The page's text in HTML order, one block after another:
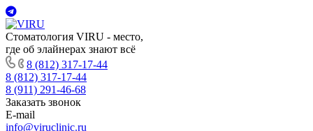
Стоматология VIRU - место,
где об элайнерах знают всё
8 (812) 317-17-44
8 (812) 317-17-44
8 (911) 291-46-68
Заказать звонок
E-mail
info@viruclinic.ru